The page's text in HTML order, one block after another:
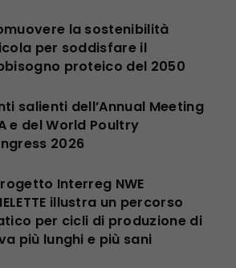
la sostenibilità
per soddisfare il
proteico del 2050
salienti dell’Annual Meeting
e del World Poultry
2026
Interreg NWE
illustra un percorso
per cicli di produzione di
più lunghi e più sani